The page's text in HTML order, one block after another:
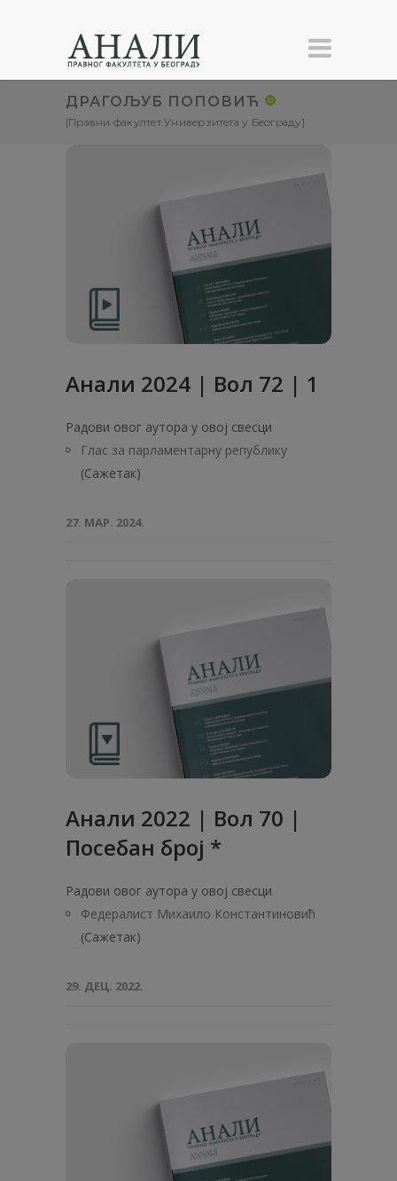
ДРАГОЉУБ ПОПОВИЋ
[Правни факултет Универзитета у Београду]
Анали 2024 | Вол 72 | 1
Радови овог аутора у овој свесци
Глас за парламентарну републику
(Сажетак)
27. МАР. 2024.
Анали 2022 | Вол 70 |
Посебан број *
Радови овог аутора у овој свесци
Федералист Михаило Константиновић
(Сажетак)
29. ДЕЦ. 2022.